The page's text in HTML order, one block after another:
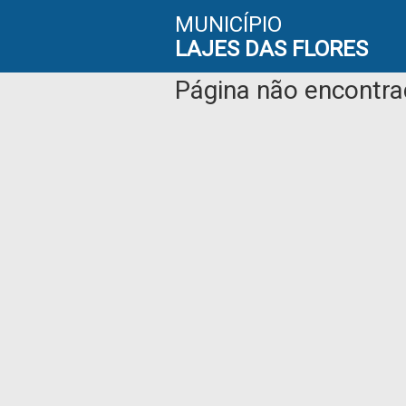
MUNICÍPIO
LAJES DAS FLORES
Página não